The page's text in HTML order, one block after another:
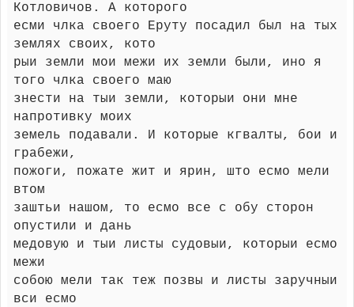
Котловичов. А которого
есми члка своего Еруту посадил был на тых
землях своих, кото
рыи земли мои межи их земли были, ино я
того члка своего маю
знести на тыи земли, которыи они мне
напротивку моих
земель подавали. И которые кгвалты, бои и
грабежи,
пожоги, пожате жит и ярин, што есмо мели
втом
заштьи нашом, то есмо все с обу сторон
опустили и дань
медовую и тыи листы судовыи, которыи есмо
межи
собою мели так теж позвы и листы заручныи
вси есмо